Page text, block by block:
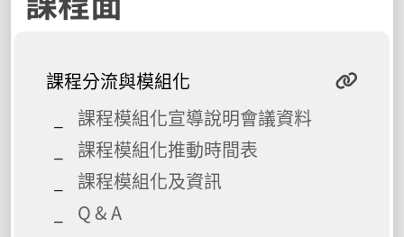
課程分流與模組化
課程模組化宣導說明會議資料
課程模組化推動時間表
課程模組化及資訊
Q & A